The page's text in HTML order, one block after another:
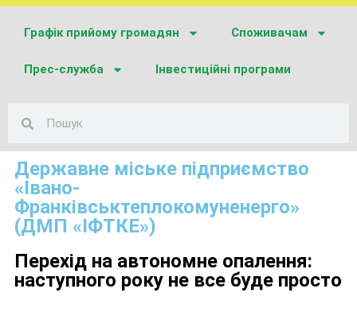
Графік прийому громадян Споживачам
Прес-служба Інвестиційні програми
Державне міське підприємство
«Івано-
Франківськтеплокомуненерго»
(ДМП «ІФТКЕ»)
Перехід на автономне опалення:
наступного року не все буде просто